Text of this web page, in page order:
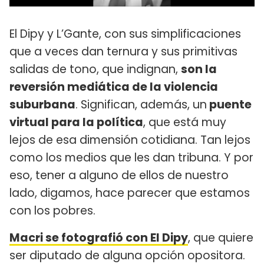
El Dipy y L’Gante, con sus simplificaciones
que a veces dan ternura y sus primitivas
salidas de tono, que indignan, son la
reversión mediática de la violencia
suburbana. Significan, además, un puente
virtual para la política, que está muy
lejos de esa dimensión cotidiana. Tan lejos
como los medios que les dan tribuna. Y por
eso, tener a alguno de ellos de nuestro
lado, digamos, hace parecer que estamos
con los pobres.
Macri se fotografió con El Dipy, que quiere
ser diputado de alguna opción opositora.